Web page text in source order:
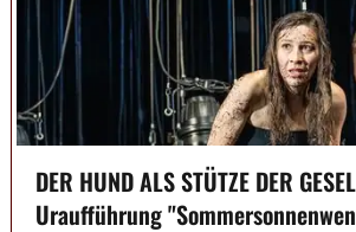
DER HUND ALS STÜTZE DER
Uraufführung